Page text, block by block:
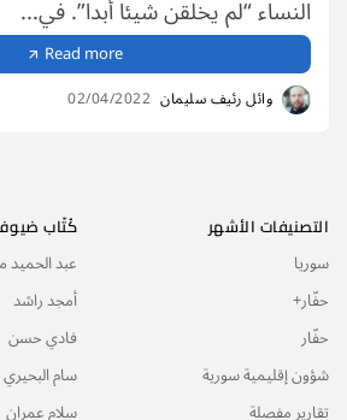
النساء “لم يخلقن شيئاً أبداً”. في...
Read more
وائل رئيف سليمان 02/04/2022
التصنيفات الأشهر
سوريا
حفّار+
حفّار
شؤون إقليمية سورية
تقارير مفصلة
كُتّاب
عبد
أمجد راشد
فادي حسن
سام البحيري
سلام عمران